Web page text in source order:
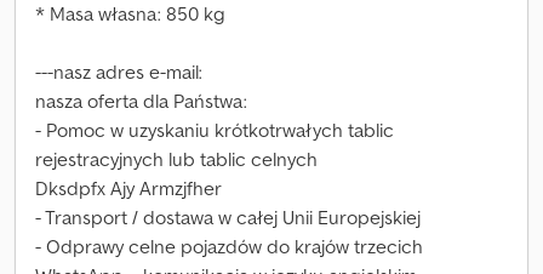
* Masa własna: 850 kg
---nasz adres e-mail:
nasza oferta dla Państwa:
- Pomoc w uzyskaniu krótkotrwałych tablic
rejestracyjnych lub tablic celnych
Dksdpfx Ajy Armzjfher
- Transport / dostawa w całej Unii Europejskiej
- Odprawy celne pojazdów do krajów trzecich